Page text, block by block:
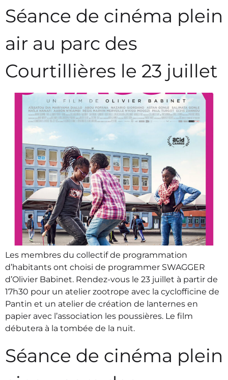
Séance de cinéma plein
air au parc des
Courtillières le 23 juillet
Les membres du collectif de programmation
d’habitants ont choisi de programmer SWAGGER
d’Olivier Babinet. Rendez-vous le 23 juillet à partir de
17h30 pour un atelier zootrope avec la cyclofficine de
Pantin et un atelier de création de lanternes en
papier avec l’association les poussières. Le film
débutera à la tombée de la nuit.
Séance de cinéma plein